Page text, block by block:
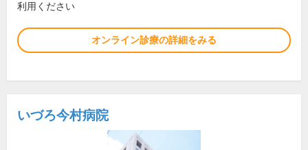
利用ください
オンライン診療の詳細をみる
いづろ今村病院